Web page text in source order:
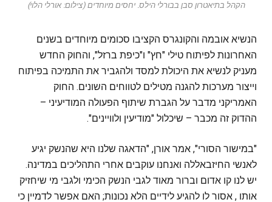
הקהל בתיאטרון סבן בבורלי הילס. יחסים מיוחדים (צילום: אורלי הלוי)
הנשיא אובמה והקונגרס הקציבו סכומים מיוחדים בשנים
האחרונות לפיתוח טילי "חץ" ו"כיפת ברזל", והחוק החדש
מעניק לנשיא את היכולת למסד ולהגביר את התמיכה בפיתוח
וייצור מערכות להגנה מטילים לטווחים השונים. החוק
האמריקני מדבר על הגברת שיתוף הפעולה המודיעיני –
ההדוק זה מכבר – שיכלול "מודיעין ולוויינים".
"במישור הסורי", אמר אורן, "הדאגה שלנו היא שהנשק יגיע
לאנשי החיזבאללה ואנחנו עוקבים אחרי התהליכים במדינה.
יש לנו קו אדום וברור מאוד לגבי הנשק הכימי ולגבי מי שיחזיק
אותו , אסור לו להגיע לידיים הלא נכונות; האם אפשר לדמיין כי